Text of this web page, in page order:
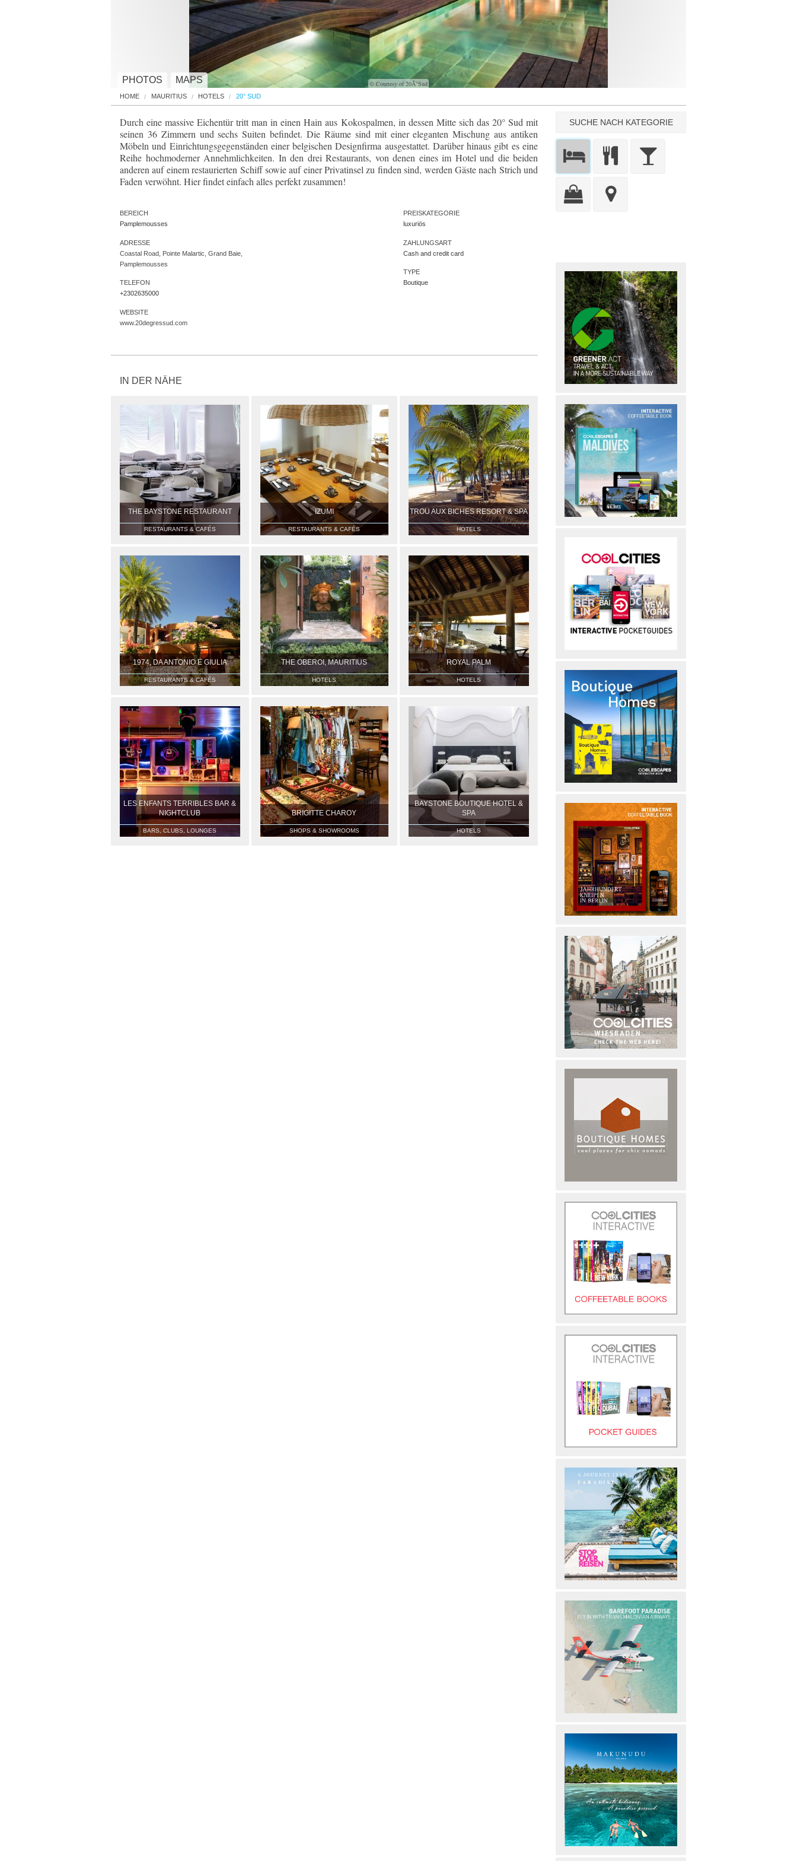
© Courtesy of 20Â°Sud
PHOTOS MAPS
HOME MAURITIUS HOTELS 20° SUD
Durch eine massive Eichentür tritt man in einen Hain aus Kokospalmen, in dessen Mitte sich das 20° Sud mit
seinen 36 Zimmern und sechs Suiten befindet. Die Räume sind mit einer eleganten Mischung aus antiken
Möbeln und Einrichtungsgegenständen einer belgischen Designfirma ausgestattet. Darüber hinaus gibt es eine
Reihe hochmoderner Annehmlichkeiten. In den drei Restaurants, von denen eines im Hotel und die beiden
anderen auf einem restaurierten Schiff sowie auf einer Privatinsel zu finden sind, werden Gäste nach Strich und
Faden verwöhnt. Hier findet einfach alles perfekt zusammen!
BEREICH
Pamplemousses
ADRESSE
Coastal Road, Pointe Malartic, Grand Baie,
Pamplemousses
TELEFON
+2302635000
WEBSITE
www.20degressud.com
PREISKATEGORIE
luxuriös
ZAHLUNGSART
Cash and credit card
TYPE
Boutique
IN DER NÄHE
THE BAYSTONE RESTAURANT
RESTAURANTS & CAFÉS
IZUMI
RESTAURANTS & CAFÉS
TROU AUX BICHES RESORT & SPA
HOTELS
1974, DA ANTONIO E GIULIA
RESTAURANTS & CAFÉS
THE OBEROI, MAURITIUS
HOTELS
ROYAL PALM
HOTELS
LES ENFANTS TERRIBLES BAR &
NIGHTCLUB
BARS, CLUBS, LOUNGES
BRIGITTE CHAROY
SHOPS & SHOWROOMS
BAYSTONE BOUTIQUE HOTEL &
SPA
HOTELS
SUCHE NACH KATEGORIE